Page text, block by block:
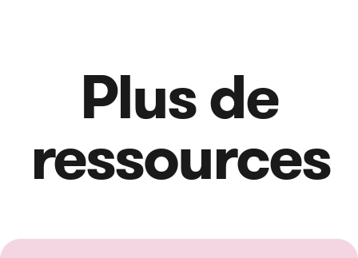
Plus de
ressources